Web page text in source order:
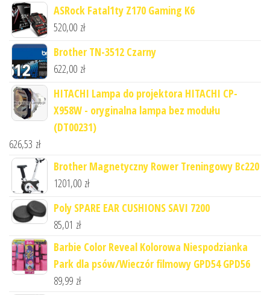
ASRock Fatal1ty Z170 Gaming K6
520,00 zł
Brother TN-3512 Czarny
622,00 zł
HITACHI Lampa do projektora HITACHI CP-
X958W - oryginalna lampa bez modułu
(DT00231)
626,53 zł
Brother Magnetyczny Rower Treningowy Bc220
1201,00 zł
Poly SPARE EAR CUSHIONS SAVI 7200
85,01 zł
Barbie Color Reveal Kolorowa Niespodzianka
Park dla psów/Wieczór filmowy GPD54 GPD56
89,99 zł